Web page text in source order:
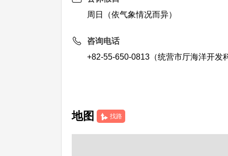
周日（依气象情况而异）
咨询电话
+82-55-650-0813（统营市厅海洋开发
地图 找路